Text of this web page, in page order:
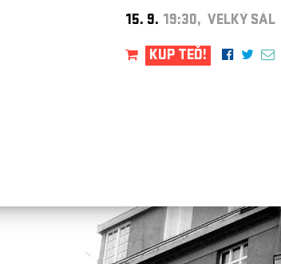
15. 9. 19:30, VELKÝ SÁL
KUP TEĎ!